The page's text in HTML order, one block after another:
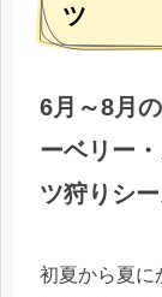
ツ
6月～8月
ーベリー
ツ狩りシ
初夏から夏に